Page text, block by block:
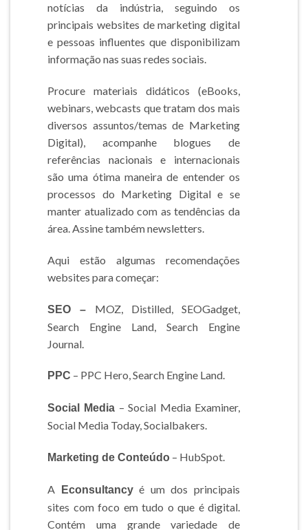
notícias da indústria, seguindo os
principais websites de marketing digital
e pessoas influentes que disponibilizam
informação nas suas redes sociais.
Procure materiais didáticos (eBooks,
webinars, webcasts que tratam dos mais
diversos assuntos/temas de Marketing
Digital), acompanhe blogues de
referências nacionais e internacionais
são uma ótima maneira de entender os
processos do Marketing Digital e se
manter atualizado com as tendências da
área. Assine também newsletters.
Aqui estão algumas recomendações
websites para começar:
SEO – MOZ, Distilled, SEOGadget,
Search Engine Land, Search Engine
Journal.
PPC – PPC Hero, Search Engine Land.
Social Media – Social Media Examiner,
Social Media Today, Socialbakers.
Marketing de Conteúdo – HubSpot.
A Econsultancyé um dos principais
sites com foco em tudo o que é digital.
Contém uma grande variedade de